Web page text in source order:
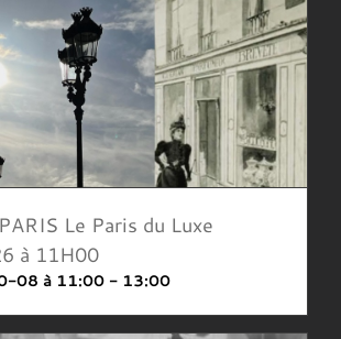
Le Paris du Luxe
à 11H00
08 à 11:00- 13:00